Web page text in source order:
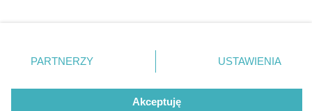
Gliwice
zmienić/wycofać klikając przycisk ustawień prywatności
znajdujący się w lewym dolnym rogu strony
rodzaje przetwarzania danych nie wymagają zgody
użytkownika, ale masz prawo sprzeciwić się takiemu
PARTNERZY USTAWIENIA
Akceptuję